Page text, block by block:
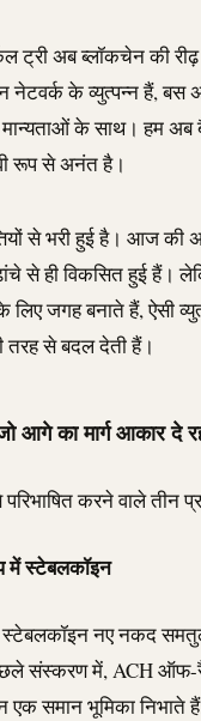
ट्री अब ब्लॉकचेन की
नेटवर्क के व्युत्पन्न हैं, बस
के साथ। हम अब
रूप से अनंत है।
से भरी हुई है। आज
से ही विकसित हुई हैं।
लिए जगह बनाते हैं, ऐसी
तरह से बदल देती हैं।
आगे का मार्ग आकार दे
करने वाले तीन
में स्टेबलकॉइन
नए नकद
संस्करण में,ACHऑफ-
समान भूमिका निभाते